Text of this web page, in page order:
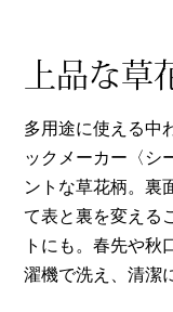
上品な草
多用途に使える中
ックメーカー〈シ
ントな草花柄。裏
て表と裏を変える
トにも。春先や
濯機で洗え、清潔